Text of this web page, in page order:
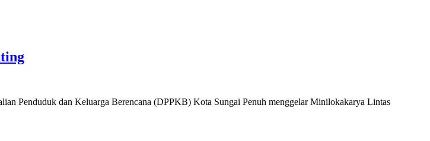
Penduduk dan Keluarga Berencana (DPPKB) Kota Sungai Penuh menggelar Minilokakarya Lintas